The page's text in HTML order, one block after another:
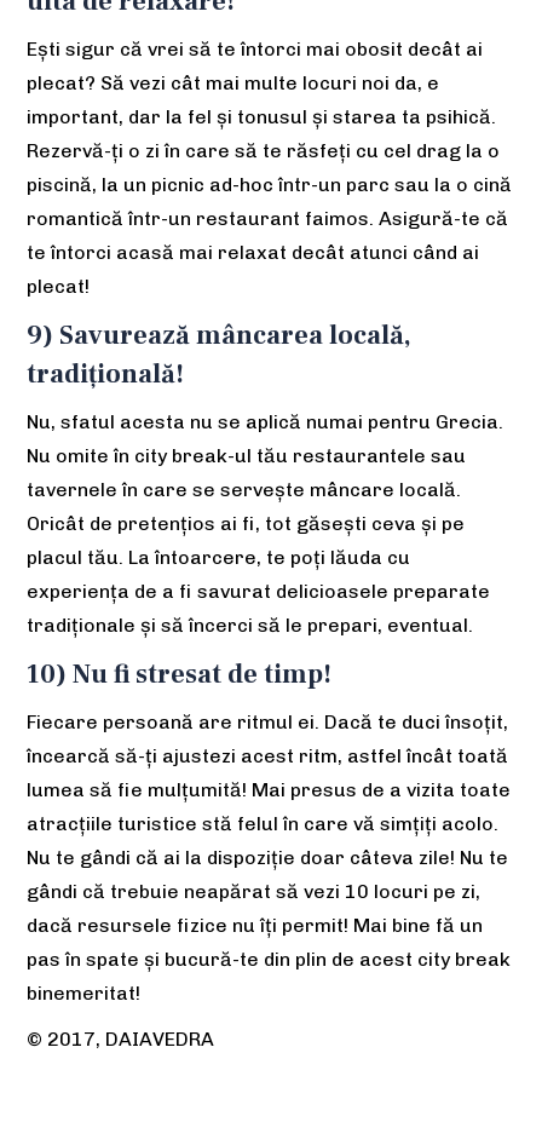
Ești sigur că vrei să te întorci mai obosit decât ai
plecat? Să vezi cât mai multe locuri noi da, e
important, dar la fel și tonusul și starea ta psihică.
Rezervă-ți o zi în care să te răsfeți cu cel drag la o
piscină, la un picnic ad-hoc într-un parc sau la o cină
romantică într-un restaurant faimos. Asigură-te că
te întorci acasă mai relaxat decât atunci când ai
plecat!
9) Savurează mâncarea locală,
tradițională!
Nu, sfatul acesta nu se aplică numai pentru Grecia.
Nu omite în city break-ul tău restaurantele sau
tavernele în care se servește mâncare locală.
Oricât de pretențios ai fi, tot găsești ceva și pe
placul tău. La întoarcere, te poți lăuda cu
experiența de a fi savurat delicioasele preparate
tradiționale și să încerci să le prepari, eventual.
10) Nu fi stresat de timp!
Fiecare persoană are ritmul ei. Dacă te duci însoțit,
încearcă să-ți ajustezi acest ritm, astfel încât toată
lumea să fie mulțumită! Mai presus de a vizita toate
atracțiile turistice stă felul în care vă simțiți acolo.
Nu te gândi că ai la dispoziție doar câteva zile! Nu te
gândi că trebuie neapărat să vezi 10 locuri pe zi,
dacă resursele fizice nu îți permit! Mai bine fă un
pas în spate și bucură-te din plin de acest city break
binemeritat!
© 2017, DAIAVEDRA